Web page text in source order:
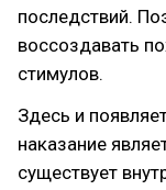
последствий.
воссоздавать
стимулов.
Здесь и
наказание
существует